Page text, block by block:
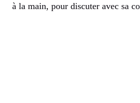
à la main, pour discuter avec sa